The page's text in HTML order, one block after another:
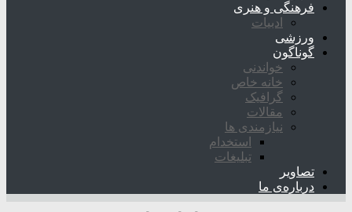
فرهنگی و هنری
ادبیات
ورزشی
گوناگون
خواندنی
خانه خاص
گرافیک
مقالات
نیازمندی ها
استخدام
تبلیغات
تصاویر
درباره‌ی ما